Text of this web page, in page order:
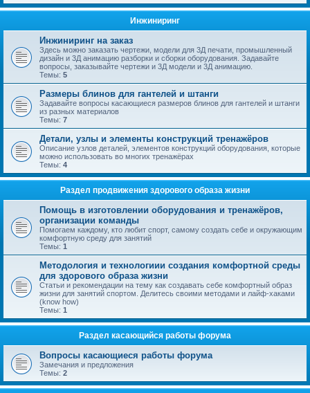
Инжиниринг
Инжиниринг на заказ
Здесь можно заказать чертежи, модели для 3Д печати, промышленный
дизайн и 3Д анимацию разборки и сборки оборудования. Задавайте
вопросы, заказывайте чертежи и 3Д модели и 3Д анимацию.
Темы: 5
Размеры блинов для гантелей и штанги
Задавайте вопросы касающиеся размеров блинов для гантелей и штанги
из разных материалов
Темы: 7
Детали, узлы и элементы конструкций тренажёров
Описание узлов деталей, элементов конструкций оборудования, которые
можно использовать во многих тренажёрах
Темы: 4
Раздел продвижения здорового образа жизни
Помощь в изготовлении оборудования и тренажёров,
организации команды
Помогаем каждому, кто любит спорт, самому создать себе и окружающим
комфортную среду для занятий
Темы: 1
Методология и технологиии создания комфортной среды
для здорового образа жизни
Статьи и рекомендации на тему как создавать себе комфортный образ
жизни для занятий спортом. Делитесь своими методами и лайф-хаками
(know how)
Темы: 1
Раздел касающийся работы форума
Вопросы касающиеся работы форума
Замечания и предложения
Темы: 2